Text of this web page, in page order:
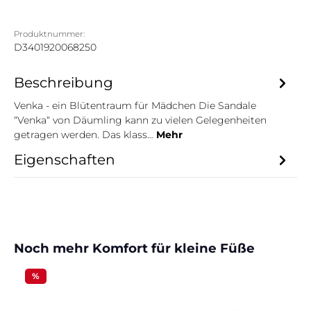
Produktnummer:
D3401920068250
Beschreibung
Venka - ein Blütentraum für Mädchen Die Sandale
“Venka“ von Däumling kann zu vielen Gelegenheiten
getragen werden. Das klass… Mehr
Eigenschaften
Produktgalerie überspringen
Noch mehr Komfort für kleine Füße
%